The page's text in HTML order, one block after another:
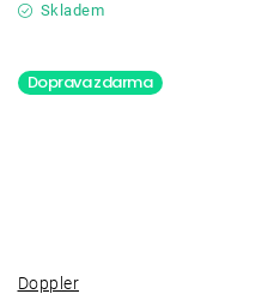
Skladem
Doprava zdarma
Doppler